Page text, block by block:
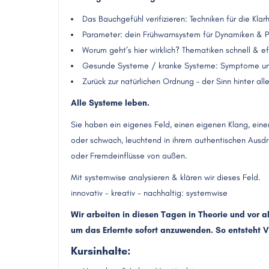
Das Bauchgefühl verifizieren: Techniken für die
Parameter: dein Frühwarnsystem für Dynamiken &
Worum geht’s hier wirklich? Thematiken schnell &
Gesunde Systeme / kranke Systeme: Symptome
Zurück zur natürlichen Ordnung – der Sinn hinter
Alle Systeme leben.
Sie haben ein eigenes Feld, einen eigenen Klang,
oder schwach, leuchtend in ihrem authentischen
oder Fremdeinflüsse von außen.
Mit systemwise analysieren & klären wir dieses Feld.
innovativ - kreativ - nachhaltig: systemwise
Wir arbeiten in diesen Tagen in Theorie und vor
um das Erlernte sofort anzuwenden. So entsteht
Kursinhalte: